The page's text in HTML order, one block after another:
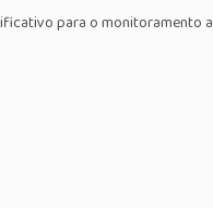
para o monitoramento